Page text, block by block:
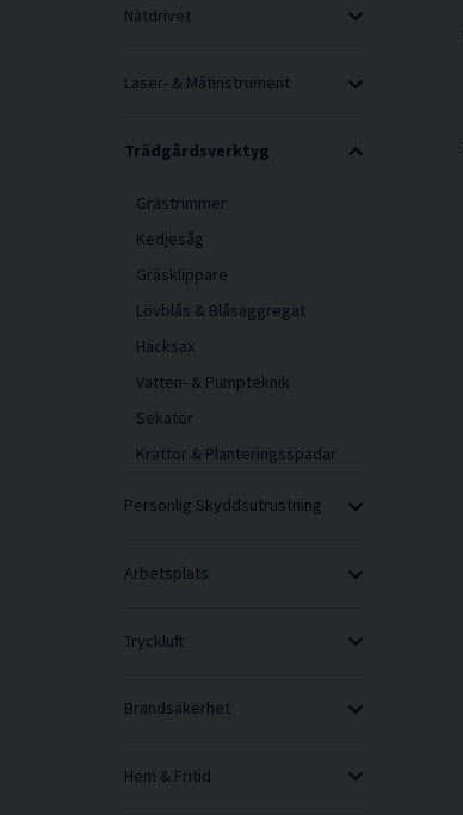
Nätdrivet
Laser- & Mätinstrument
Trädgårdsverktyg
Grästrimmer
Kedjesåg
Gräsklippare
Lövblås & Blåsaggregat
Häcksax
Vatten- & Pumpteknik
Sekatör
Krattor & Planteringsspadar
Personlig Skyddsutrustning
Arbetsplats
Tryckluft
Brandsäkerhet
Hem & Fritid